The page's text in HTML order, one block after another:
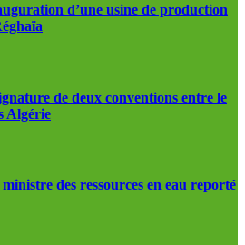
d’une usine de production
de deux conventions entre le
Algérie
des ressources en eau reporté